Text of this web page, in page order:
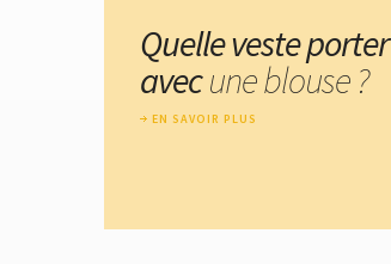
Quelle veste porter
avecune blouse ?
EN SAVOIR PLUS